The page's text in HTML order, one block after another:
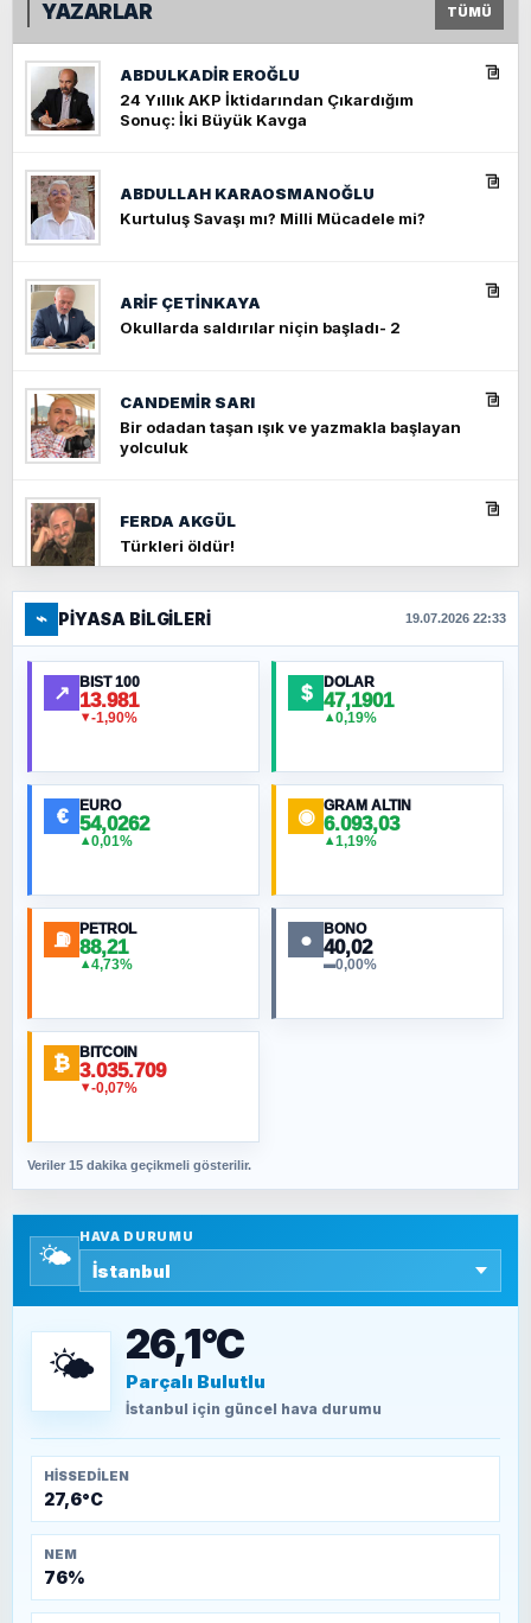
YAZARLAR TÜMÜ
ABDULKADIR EROĞLU
24 Yıllık AKP İktidarından Çıkardığım
Sonuç: İki Büyük Kavga
ABDULLAH KARAOSMANOĞLU
Kurtuluş Savaşı mı? Milli Mücadele mi?
ARIF ÇETİNKAYA
Okullarda saldırılar niçin başladı- 2
CANDEMIR SARI
Bir odadan taşan ışık ve yazmakla başlayan
yolculuk
FERDA AKGÜL
Türkleri öldür!
FERHAT BÜYÜKKALKAN
Ankara Zirvesi: NATO Toplantısı mı, Yeni
Ortadoğu Haritasının Provası mı?
MURAT ÖZKAN
NURETTIN BÖLÜK
ORHAN KILIÇOĞLU
Fahişeye beyinli bir müstevli alçağına
SAVAŞ ŞAHİN
SEYFULLAH ÇİÇEK
TEOMAN ALPASLAN
Kütahya-Eskişehir Muharebeleri (10-24
⌁ PIYASA BILGILERI 19.07.2026 22:33
↗ BIST 100
13.981
▼-1,90%
$ DOLAR
47,1901
▲0,19%
€ EURO
54,0262
▲0,01%
◉ GRAM ALTIN
6.093,03
▲1,19%
⛽ PETROL
88,21
▲4,73%
● BONO
40,02
▬0,00%
₿ BITCOIN
3.035.709
▼-0,07%
Veriler 15 dakika geçikmeli gösterilir.
🌤️
HAVA DURUMU
🌤️ 26,1°C
Parçalı Bulutlu
İstanbul için güncel hava durumu
HISSEDILEN
27,6°C
NEM
76%